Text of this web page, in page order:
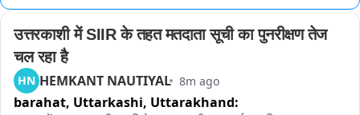
उत्तरकाशी में SIIR के तहत मतदाता सूची का पुनरीक्षण तेज
चल रहा है
HN HEMKANT NAUTIYAL 8m ago
barahat, Uttarkashi, Uttarakhand: